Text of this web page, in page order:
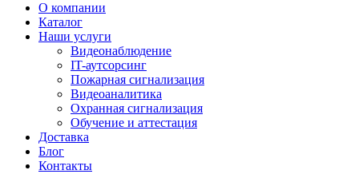
О компании
Каталог
Наши услуги
Видеонаблюдение
IT-аутсорсинг
Пожарная сигнализация
Видеоаналитика
Охранная сигнализация
Обучение и аттестация
Доставка
Блог
Контакты